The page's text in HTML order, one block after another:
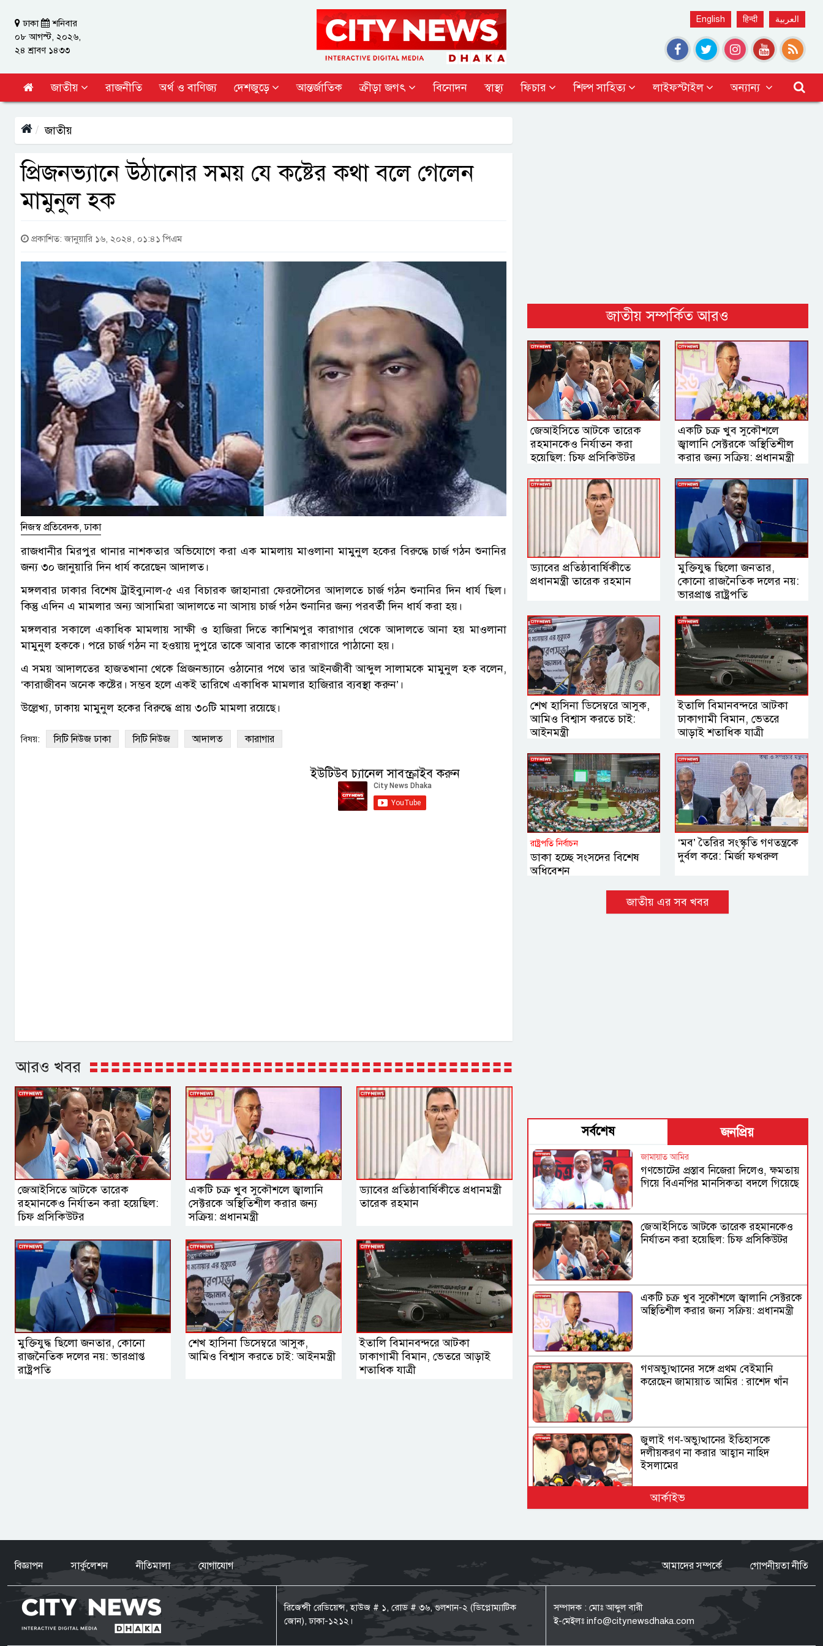
ঢাকা
শনিবার
০৮ আগস্ট, ২০২৬,
২৪ শ্রাবণ ১৪৩৩
English हिन्दी العربية
জাতীয় রাজনীতি অর্থ ও বাণিজ্য দেশজুড়ে আন্তর্জাতিক ক্রীড়া জগৎ বিনোদন স্বাস্থ্য ফিচার শিল্প সাহিত্য লাইফস্টাইল অন্যান্য
জাতীয়
প্রিজনভ্যানে উঠানোর সময় যে কষ্টের কথা বলে গেলেন
মামুনুল হক
প্রকাশিত: জানুয়ারি ১৬, ২০২৪, ০১:৪১ পিএম
নিজস্ব প্রতিবেদক, ঢাকা
রাজধানীর মিরপুর থানার নাশকতার অভিযোগে করা এক মামলায় মাওলানা মামুনুল হকের বিরুদ্ধে চার্জ গঠন শুনানির
জন্য ৩০ জানুয়ারি দিন ধার্য করেছেন আদালত।
মঙ্গলবার ঢাকার বিশেষ ট্রাইব্যুনাল-৫ এর বিচারক জাহানারা ফেরদৌসের আদালতে চার্জ গঠন শুনানির দিন ধার্য ছিল।
কিন্তু এদিন এ মামলার অন্য আসামিরা আদালতে না আসায় চার্জ গঠন শুনানির জন্য পরবর্তী দিন ধার্য করা হয়।
মঙ্গলবার সকালে একাধিক মামলায় সাক্ষী ও হাজিরা দিতে কাশিমপুর কারাগার থেকে আদালতে আনা হয় মাওলানা
মামুনুল হককে। পরে চার্জ গঠন না হওয়ায় দুপুরে তাকে আবার তাকে কারাগারে পাঠানো হয়।
এ সময় আদালতের হাজতখানা থেকে প্রিজনভ্যানে ওঠানোর পথে তার আইনজীবী আব্দুল সালামকে মামুনুল হক বলেন,
‘কারাজীবন অনেক কষ্টের। সম্ভব হলে একই তারিখে একাধিক মামলার হাজিরার ব্যবস্থা করুন’।
উল্লেখ্য, ঢাকায় মামুনুল হকের বিরুদ্ধে প্রায় ৩০টি মামলা রয়েছে।
বিষয়: সিটি নিউজ ঢাকা সিটি নিউজ আদালত কারাগার
ইউটিউব চ্যানেল সাবস্ক্রাইব করুন
আরও খবর
জেআইসিতে আটকে তারেক
রহমানকেও নির্যাতন করা হয়েছিল:
চিফ প্রসিকিউটর
একটি চক্র খুব সুকৌশলে জ্বালানি
সেক্টরকে অস্থিতিশীল করার জন্য
সক্রিয়: প্রধানমন্ত্রী
ড্যাবের প্রতিষ্ঠাবার্ষিকীতে প্রধানমন্ত্রী
তারেক রহমান
মুক্তিযুদ্ধ ছিলো জনতার, কোনো
রাজনৈতিক দলের নয়: ভারপ্রাপ্ত
রাষ্ট্রপতি
শেখ হাসিনা ডিসেম্বরে আসুক,
আমিও বিশ্বাস করতে চাই: আইনমন্ত্রী
ইতালি বিমানবন্দরে আটকা
ঢাকাগামী বিমান, ভেতরে আড়াই
শতাধিক যাত্রী
জাতীয় সম্পর্কিত আরও
জেআইসিতে আটকে তারেক
রহমানকেও নির্যাতন করা
হয়েছিল: চিফ প্রসিকিউটর
একটি চক্র খুব সুকৌশলে
জ্বালানি সেক্টরকে অস্থিতিশীল
করার জন্য সক্রিয়: প্রধানমন্ত্রী
ড্যাবের প্রতিষ্ঠাবার্ষিকীতে
প্রধানমন্ত্রী তারেক রহমান
মুক্তিযুদ্ধ ছিলো জনতার,
কোনো রাজনৈতিক দলের নয়:
ভারপ্রাপ্ত রাষ্ট্রপতি
শেখ হাসিনা ডিসেম্বরে আসুক,
আমিও বিশ্বাস করতে চাই:
আইনমন্ত্রী
ইতালি বিমানবন্দরে আটকা
ঢাকাগামী বিমান, ভেতরে
আড়াই শতাধিক যাত্রী
রাষ্ট্রপতি নির্বাচন
ডাকা হচ্ছে সংসদের বিশেষ
অধিবেশন
‘মব’ তৈরির সংস্কৃতি গণতন্ত্রকে
দুর্বল করে: মির্জা ফখরুল
জাতীয় এর সব খবর
সর্বশেষ জনপ্রিয়
জামায়াত আমির
গণভোটের প্রস্তাব নিজেরা দিলেও, ক্ষমতায়
গিয়ে বিএনপির মানসিকতা বদলে গিয়েছে
জেআইসিতে আটকে তারেক রহমানকেও
নির্যাতন করা হয়েছিল: চিফ প্রসিকিউটর
একটি চক্র খুব সুকৌশলে জ্বালানি সেক্টরকে
অস্থিতিশীল করার জন্য সক্রিয়: প্রধানমন্ত্রী
গণঅভ্যুত্থানের সঙ্গে প্রথম বেইমানি
করেছেন জামায়াত আমির : রাশেদ খাঁন
জুলাই গণ-অভ্যুত্থানের ইতিহাসকে
দলীয়করণ না করার আহ্বান নাহিদ
ইসলামের
দেশে স্বর্ণের দামে বড় লাফ
আর্কাইভ
বিজ্ঞাপন সার্কুলেশন নীতিমালা যোগাযোগ আমাদের সম্পর্কে গোপনীয়তা নীতি
রিজেন্সী রেডিয়েন্স, হাউজ # ১, রোড # ৩৬, গুলশান-২ (ডিপ্লোম্যাটিক
জোন), ঢাকা-১২১২।
সম্পাদক : মোঃ আব্দুল বারী
ই-মেইলঃ info@citynewsdhaka.com